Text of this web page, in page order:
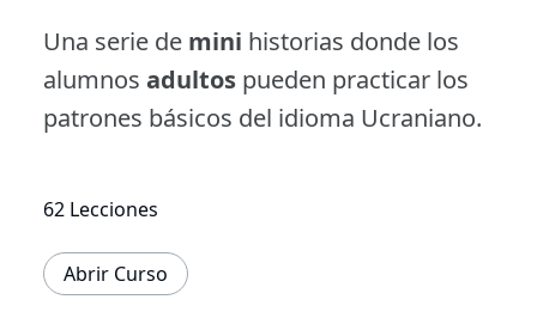
Una serie de mini historias donde los
alumnos adultos pueden practicar los
patrones básicos del idioma Ucraniano.
62 Lecciones
Abrir Curso